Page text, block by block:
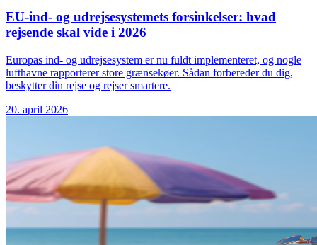
EU-ind- og udrejsesystemets forsinkelser: hvad
rejsende skal vide i 2026
Europas ind- og udrejsesystem er nu fuldt implementeret, og nogle
lufthavne rapporterer store grænsekøer. Sådan forbereder du dig,
beskytter din rejse og rejser smartere.
20. april 2026